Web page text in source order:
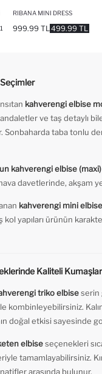
RIBANA MINI DRESS
499.99 TL
999.99 TL
kahverengi elbise
ve taş detaylı
Sonbaharda taba tonlu
kahverengi elbise (maxi)
davetlerinde, akşam
kahverengi mini elbise
kol yapıları ürünün
Kaliteli Kumaşlar
triko elbiseserin
doğal etkisi sayesinde
elbiseseçenekleri
tamamlayabilirsiniz.
arasında bulunur.